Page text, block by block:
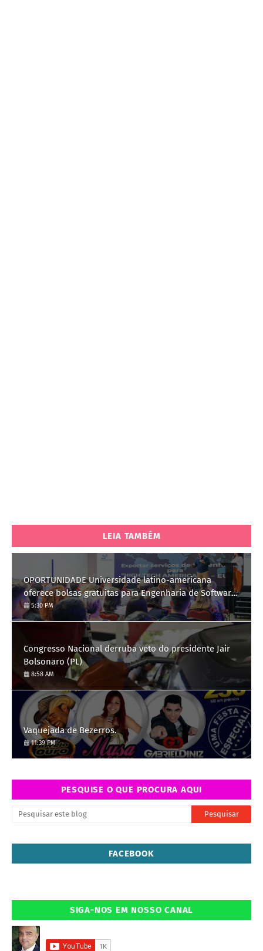
LEIA TAMBÉM
OPORTUNIDADE Universidade latino-americana
oferece bolsas gratuitas para Engenharia de Software;
saiba como se candidatar
5:30 PM
Congresso Nacional derruba veto do presidente Jair
Bolsonaro (PL)
8:58 AM
Vaquejada de Bezerros.
11:39 PM
PESQUISE O QUE PROCURA AQUI
FACEBOOK
SIGA-NOS EM NOSSO CANAL